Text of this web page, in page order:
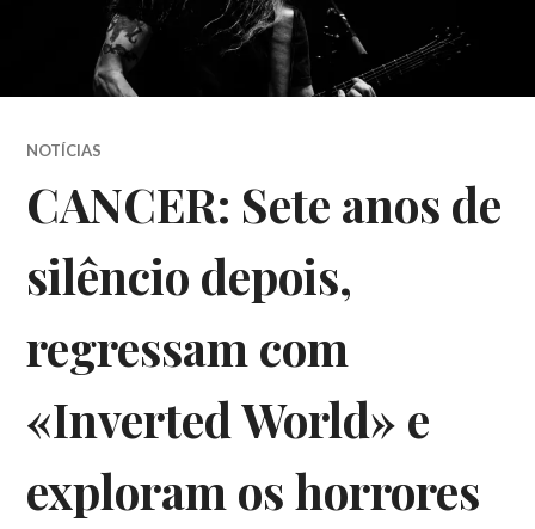
NOTÍCIAS
CANCER: Sete anos de
silêncio depois,
regressam com
«Inverted World» e
exploram os horrores